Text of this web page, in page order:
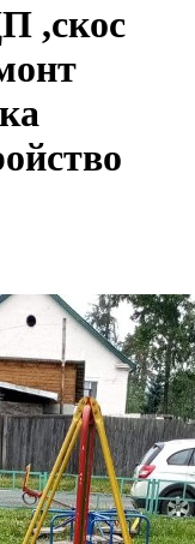
,скос